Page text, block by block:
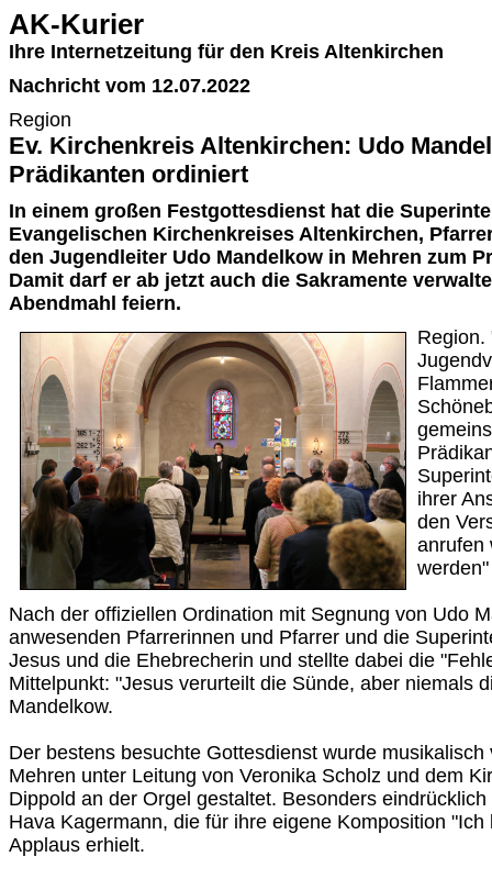
AK-Kurier
Ihre Internetzeitung für den Kreis Altenkirchen
Nachricht vom 12.07.2022
Region
Ev. Kirchenkreis Altenkirchen: Udo
Prädikanten ordiniert
In einem großen Festgottesdienst hat die
Evangelischen Kirchenkreises Altenkirchen,
den Jugendleiter Udo Mandelkow in Mehren zum
Damit darf er ab jetzt auch die Sakramente
Abendmahl feiern.
Region.
ihrer
den
anrufen
Nach der offiziellen Ordination mit Segnung von Udo
anwesenden Pfarrerinnen und Pfarrer und die
Jesus und die Ehebrecherin und stellte dabei die
Mittelpunkt: "Jesus verurteilt die Sünde, aber niemals
Mandelkow.
Der bestens besuchte Gottesdienst wurde
Mehren unter Leitung von Veronika Scholz und dem
Dippold an der Orgel gestaltet. Besonders
Hava Kagermann, die für ihre eigene Komposition
Applaus erhielt.